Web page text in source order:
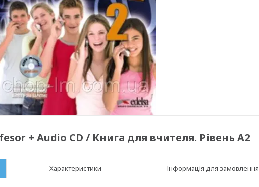
+ Audio CD / Книга для вчителя. Рівень A2
Характеристики Інформація для замовлення